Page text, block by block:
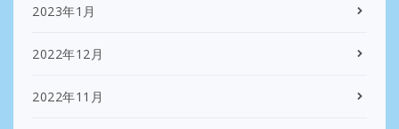
2023年1月
2022年12月
2022年11月